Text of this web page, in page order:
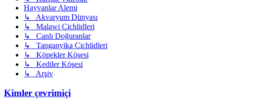
Hayvanlar Alemi
↳ Akvaryum Dünyası
↳ Malawi Cichlidleri
↳ Canlı Doğuranlar
↳ Tanganyika Cichlidleri
↳ Köpekler Köşesi
↳ Kediler Köşesi
↳ Arşiv
Kimler çevrimiçi